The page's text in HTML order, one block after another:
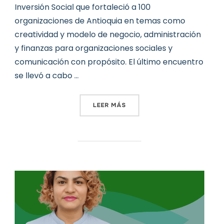
Inversión Social que fortaleció a 100
organizaciones de Antioquia en temas como
creatividad y modelo de negocio, administración
y finanzas para organizaciones sociales y
comunicación con propósito. El último encuentro
se llevó a cabo …
LEER MÁS